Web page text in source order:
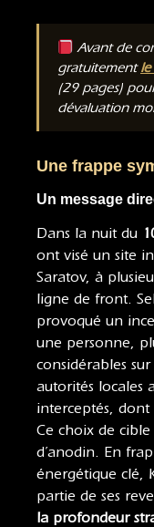
Avant de
gratuitement
(29 pages)
dévaluation
Une frappe
Un message
Dans la nuit du
ont visé un site
Saratov, à
ligne de front.
provoqué un
une personne,
considérables
autorités locales
interceptés, dont
Ce choix de
d’anodin. En
énergétique clé,
partie de ses
la profondeur